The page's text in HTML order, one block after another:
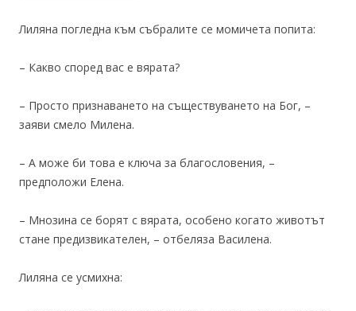
Лиляна погледна към събралите се момичета попита:
– Какво според вас е вярата?
– Просто признаването на съществуването на Бог, –
заяви смело Милена.
– А може би това е ключа за благословения, –
предположи Елена.
– Мнозина се борят с вярата, особено когато животът
стане предизвикателен, – отбеляза Василена.
Лиляна се усмихна: